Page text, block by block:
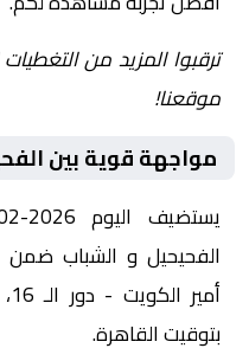
ترقبوا المزيد من
موقعنا!
مواجهة قوية بين
الفحيحيل و الشباب
بتوقيت القاهرة.